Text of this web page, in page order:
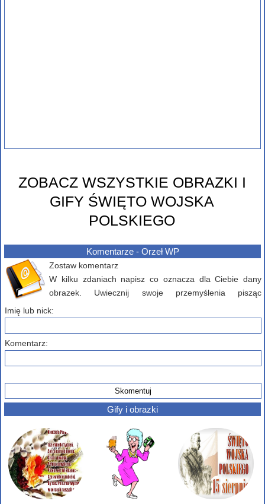
ZOBACZ WSZYSTKIE OBRAZKI I
GIFY ŚWIĘTO WOJSKA
POLSKIEGO
Komentarze - Orzeł WP
Zostaw komentarz
W kilku zdaniach napisz co oznacza dla Ciebie dany
obrazek. Uwiecznij swoje przemyślenia pisząc
Imię lub nick:
Komentarz:
Gify i obrazki